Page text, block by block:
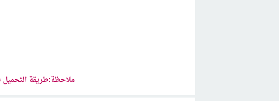
ملاحظة:طريقة التحميل